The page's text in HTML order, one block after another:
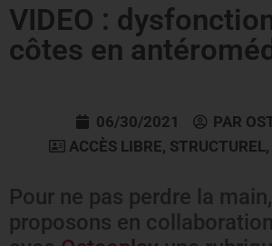
VIDEO :
côtes en
06/30/2021 PAR
ACCÈS LIBRE, STRUCTUREL,
Pour ne pas perdre la
proposons en collaboration